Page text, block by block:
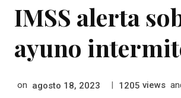
IMSS alerta
ayuno
on agosto 18, 2023 1205 views